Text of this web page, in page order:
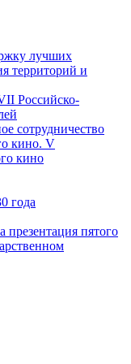
лучших
территорий и
Российско-
сотрудничество
кино. V
кино
года
пятого